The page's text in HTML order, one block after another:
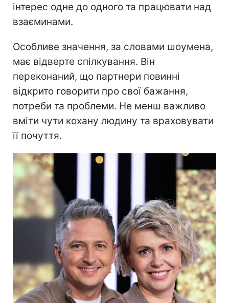
інтерес одне до одного та працювати над
взаєминами.
Особливе значення, за словами шоумена,
має відверте спілкування. Він
переконаний, що партнери повинні
відкрито говорити про свої бажання,
потреби та проблеми. Не менш важливо
вміти чути кохану людину та враховувати
її почуття.